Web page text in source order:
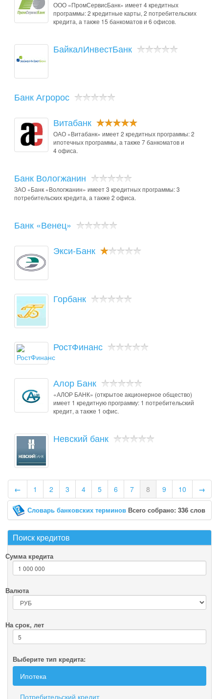
ООО «ПромСервисБанк» имеет 4 кредитных
программы: 2 кредитные карты, 2 потребительских
кредита, а также 15 банкоматов и 6 офисов.
БайкалИнвестБанк
Банк Агророс
Витабанк
ОАО «Витабанк» имеет 2 кредитных программы: 2
ипотечных программы, а также 7 банкоматов и
4 офиса.
Банк Вологжанин
ЗАО «Банк «Вологжанин» имеет 3 кредитных программы: 3
потребительских кредита, а также 2 офиса.
Банк «Венец»
Экси-Банк
Горбанк
РостФинанс
Алор Банк
«АЛОР БАНК» (открытое акционерное общество)
имеет 1 кредитную программу: 1 потребительский
кредит, а также 1 офис.
Невский банк
← 1 2 3 4 5 6 7 8 9 10 →
Словарь банковских терминов Всего собрано: 336 слов
Поиск кредитов
Сумма кредита
Валюта
На срок, лет
Выберите тип кредита:
Ипотека
Потребительский кредит